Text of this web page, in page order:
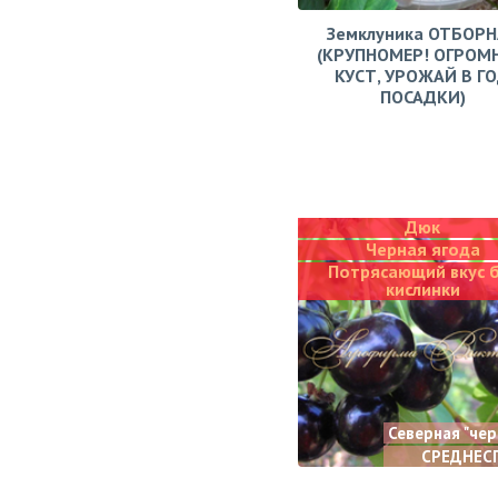
Земклуника
(КРУПНОМЕР!
КУСТ, УРОЖАЙ В
ПОСАДКИ)
Дюк
Черная ягода
Потрясающий вкус
кислинки
Северная